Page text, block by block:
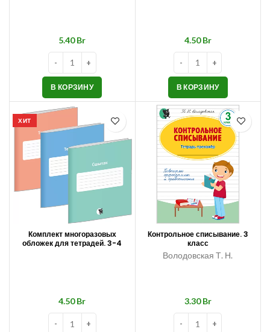
Br
В КОРЗИНУ
Br
В КОРЗИНУ
ХИТ
Комплект многоразовых
обложек для тетрадей. 3-4
Br
Контрольное списывание. 3
класс
Володовская Т. Н.
Br